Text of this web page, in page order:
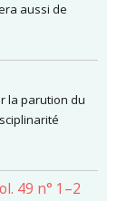
aussi de
la parution du
49 n° 1–2